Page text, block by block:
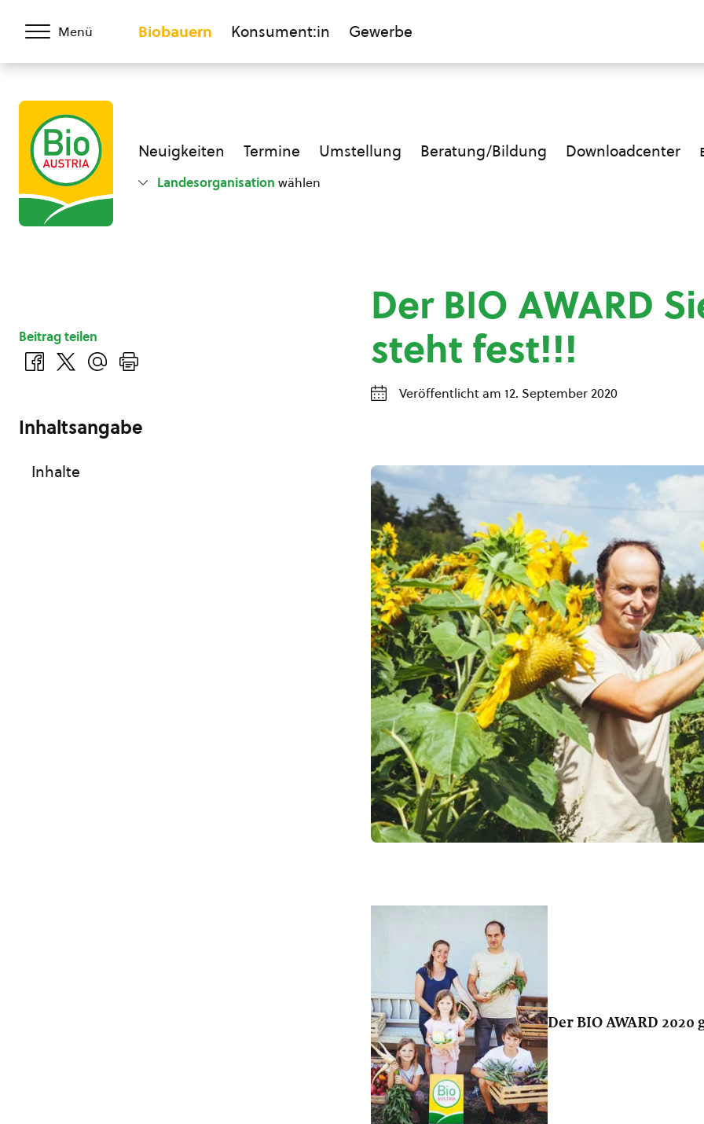
Menü Biobauern Konsument:in Gewerbe
Neuigkeiten Termine Umstellung Beratung/Bildung Downloadcenter
Landesorganisation wählen
Der BIO AWARD
steht fest!!!
Veröffentlicht am 12. September 2020
Der BIO AWARD
Beitrag teilen
Inhaltsangabe
Inhalte